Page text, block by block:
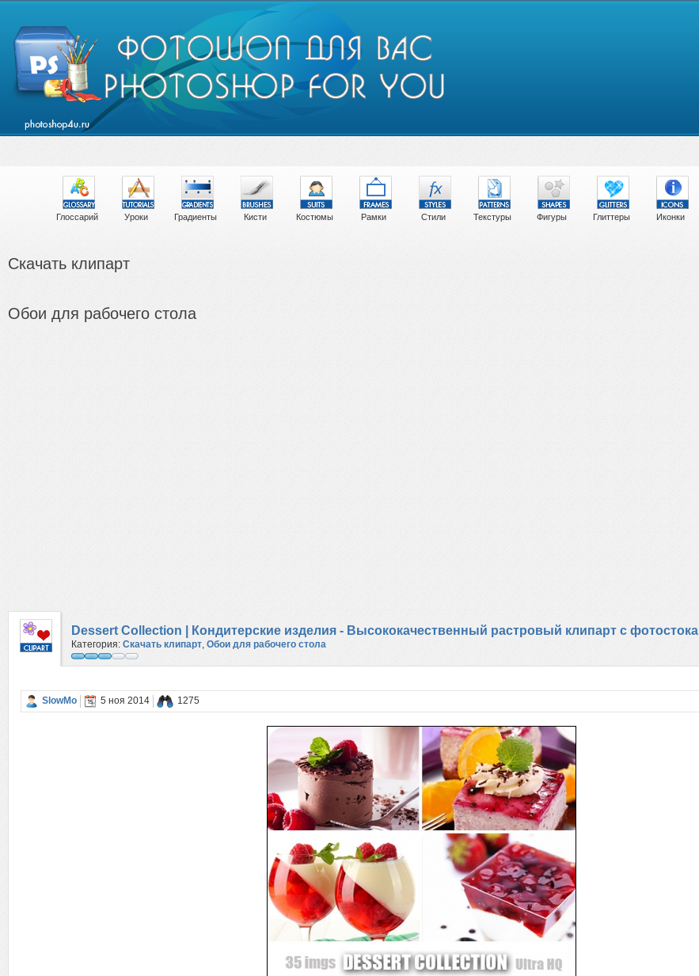
Глоссарий Уроки Градиенты Кисти Костюмы Рамки Стили Текстуры Фигуры Глиттеры Иконки
Скачать клипарт
Обои для рабочего стола
Dessert Collection | Кондитерские изделия - Высококачественный растровый клипарт с фотостока
Категория: Скачать клипарт, Обои для рабочего стола
SlowMo 5 ноя 2014 1275